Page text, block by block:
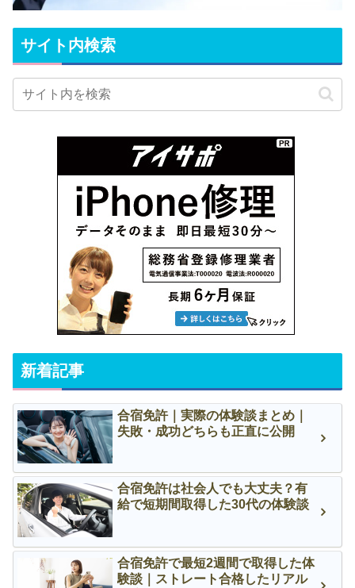
サイト内検索
新着記事
合宿免許｜実際の体験談まとめ｜
失敗・成功どちらも正直に公開
合宿免許は社会人でも大丈夫？有
給で短期間取得した30代の体験談
合宿免許で最短2週間で取得した体
験談｜ストレート合格したリアル